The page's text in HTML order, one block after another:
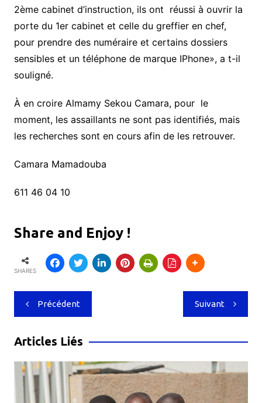
2ème cabinet d’instruction, ils ont réussi à ouvrir la
porte du 1er cabinet et celle du greffier en chef,
pour prendre des numéraire et certains dossiers
sensibles et un téléphone de marque IPhone», a t-il
souligné.
À en croire Almamy Sekou Camara, pour le
moment, les assaillants ne sont pas identifiés, mais
les recherches sont en cours afin de les retrouver.
Camara Mamadouba
611 46 04 10
Share and Enjoy !
SHARES
Navigation
de
l’article
Précédent Suivant
Articles Liés